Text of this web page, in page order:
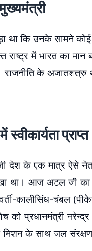
कि उनके सामने कोई
राष्ट्र में भारत का
के अजातशत्रु
प्राप्त
देश के एक मात्र ऐसे
आज अटल जी का
कालीसिंध-चंबल
को प्रधानमंत्री
के साथ जल